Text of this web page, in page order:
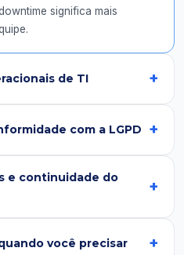
significa mais
de TI
com a LGPD
e continuidade do
você precisar